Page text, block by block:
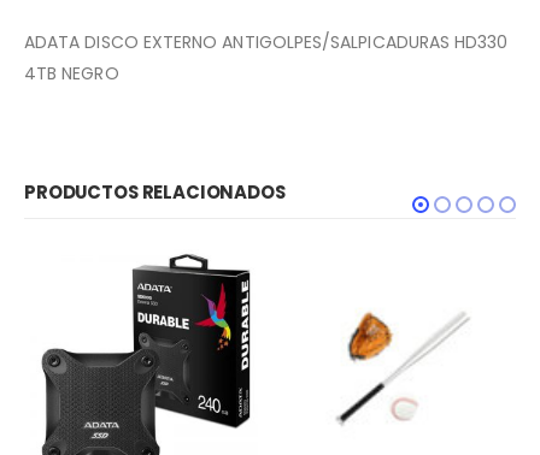
ADATA DISCO EXTERNO ANTIGOLPES/SALPICADURAS HD330
4TB NEGRO
PRODUCTOS RELACIONADOS